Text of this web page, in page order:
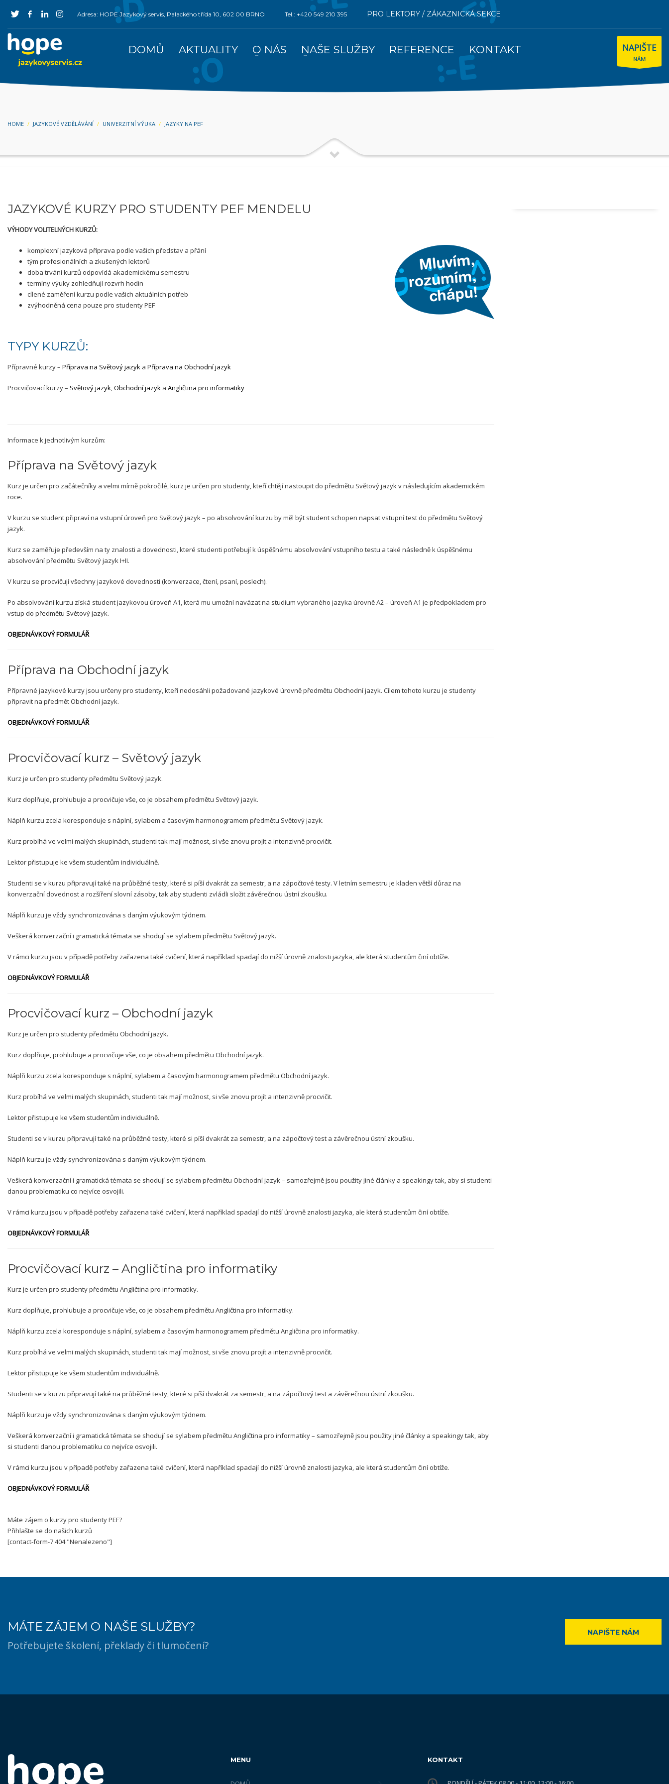
Adresa: HOPE Jazykový servis, Palackého třída 10, 602 00 BRNO Tel.: +420 549 210 395 PRO LEKTORY / ZÁKAZNICKÁ SEKCE
DOMŮ AKTUALITY O NÁS NAŠE SLUŽBY REFERENCE KONTAKT NAPIŠTE
NÁM
HOME JAZYKOVÉ VZDĚLÁVÁNÍ UNIVERZITNÍ VÝUKA JAZYKY NA PEF
JAZYKOVÉ KURZY PRO STUDENTY PEF MENDELU
VÝHODY VOLITELNÝCH KURZŮ:
komplexní jazyková příprava podle vašich představ a přání
tým profesionálních a zkušených lektorů
doba trvání kurzů odpovídá akademickému semestru
termíny výuky zohledňují rozvrh hodin
cílené zaměření kurzu podle vašich aktuálních potřeb
zvýhodněná cena pouze pro studenty PEF
TYPY KURZŮ:
Přípravné kurzy – Příprava na Světový jazyk a Příprava na Obchodní jazyk
Procvičovací kurzy – Světový jazyk,Obchodní jazyk a Angličtina pro informatiky
Informace k jednotlivým kurzům:
Příprava na Světový jazyk
Kurz je určen pro začátečníky a velmi mírně pokročilé, kurz je určen pro studenty, kteří chtějí nastoupit do předmětu Světový jazyk v následujícím akademickém
roce.
V kurzu se student připraví na vstupní úroveň pro Světový jazyk – po absolvování kurzu by měl být student schopen napsat vstupní test do předmětu Světový
jazyk.
Kurz se zaměřuje především na ty znalosti a dovednosti, které studenti potřebují k úspěšnému absolvování vstupního testu a také následně k úspěšnému
absolvování předmětu Světový jazyk I+II.
V kurzu se procvičují všechny jazykové dovednosti (konverzace, čtení, psaní, poslech).
Po absolvování kurzu získá student jazykovou úroveň A1, která mu umožní navázat na studium vybraného jazyka úrovně A2 – úroveň A1 je předpokladem pro
vstup do předmětu Světový jazyk.
OBJEDNÁVKOVÝ FORMULÁŘ
Příprava na Obchodní jazyk
Přípravné jazykové kurzy jsou určeny pro studenty, kteří nedosáhli požadované jazykové úrovně předmětu Obchodní jazyk. Cílem tohoto kurzu je studenty
připravit na předmět Obchodní jazyk.
OBJEDNÁVKOVÝ FORMULÁŘ
Procvičovací kurz – Světový jazyk
Kurz je určen pro studenty předmětu Světový jazyk.
Kurz doplňuje, prohlubuje a procvičuje vše, co je obsahem předmětu Světový jazyk.
Náplň kurzu zcela koresponduje s náplní, sylabem a časovým harmonogramem předmětu Světový jazyk.
Kurz probíhá ve velmi malých skupinách, studenti tak mají možnost, si vše znovu projít a intenzivně procvičit.
Lektor přistupuje ke všem studentům individuálně.
Studenti se v kurzu připravují také na průběžné testy, které si píší dvakrát za semestr, a na zápočtové testy. V letním semestru je kladen větší důraz na
konverzační dovednost a rozšíření slovní zásoby, tak aby studenti zvládli složit závěrečnou ústní zkoušku.
Náplň kurzu je vždy synchronizována s daným výukovým týdnem.
Veškerá konverzační i gramatická témata se shodují se sylabem předmětu Světový jazyk.
V rámci kurzu jsou v případě potřeby zařazena také cvičení, která například spadají do nižší úrovně znalosti jazyka, ale která studentům činí obtíže.
OBJEDNÁVKOVÝ FORMULÁŘ
Procvičovací kurz – Obchodní jazyk
Kurz je určen pro studenty předmětu Obchodní jazyk.
Kurz doplňuje, prohlubuje a procvičuje vše, co je obsahem předmětu Obchodní jazyk.
Náplň kurzu zcela koresponduje s náplní, sylabem a časovým harmonogramem předmětu Obchodní jazyk.
Kurz probíhá ve velmi malých skupinách, studenti tak mají možnost, si vše znovu projít a intenzivně procvičit.
Lektor přistupuje ke všem studentům individuálně.
Studenti se v kurzu připravují také na průběžné testy, které si píší dvakrát za semestr, a na zápočtový test a závěrečnou ústní zkoušku.
Náplň kurzu je vždy synchronizována s daným výukovým týdnem.
Veškerá konverzační i gramatická témata se shodují se sylabem předmětu Obchodní jazyk – samozřejmě jsou použity jiné články a speakingy tak, aby si studenti
danou problematiku co nejvíce osvojili.
V rámci kurzu jsou v případě potřeby zařazena také cvičení, která například spadají do nižší úrovně znalosti jazyka, ale která studentům činí obtíže.
OBJEDNÁVKOVÝ FORMULÁŘ
Procvičovací kurz – Angličtina pro informatiky
Kurz je určen pro studenty předmětu Angličtina pro informatiky.
Kurz doplňuje, prohlubuje a procvičuje vše, co je obsahem předmětu Angličtina pro informatiky.
Náplň kurzu zcela koresponduje s náplní, sylabem a časovým harmonogramem předmětu Angličtina pro informatiky.
Kurz probíhá ve velmi malých skupinách, studenti tak mají možnost, si vše znovu projít a intenzivně procvičit.
Lektor přistupuje ke všem studentům individuálně.
Studenti se v kurzu připravují také na průběžné testy, které si píší dvakrát za semestr, a na zápočtový test a závěrečnou ústní zkoušku.
Náplň kurzu je vždy synchronizována s daným výukovým týdnem.
Veškerá konverzační i gramatická témata se shodují se sylabem předmětu Angličtina pro informatiky – samozřejmě jsou použity jiné články a speakingy tak, aby
si studenti danou problematiku co nejvíce osvojili.
V rámci kurzu jsou v případě potřeby zařazena také cvičení, která například spadají do nižší úrovně znalosti jazyka, ale která studentům činí obtíže.
OBJEDNÁVKOVÝ FORMULÁŘ
Máte zájem o kurzy pro studenty PEF?
Přihlašte se do našich kurzů
[contact-form-7 404 "Nenalezeno"]
MÁTE ZÁJEM O NAŠE SLUŽBY?
Potřebujete školení, překlady či tlumočení?
NAPIŠTE NÁM
MENU KONTAKT